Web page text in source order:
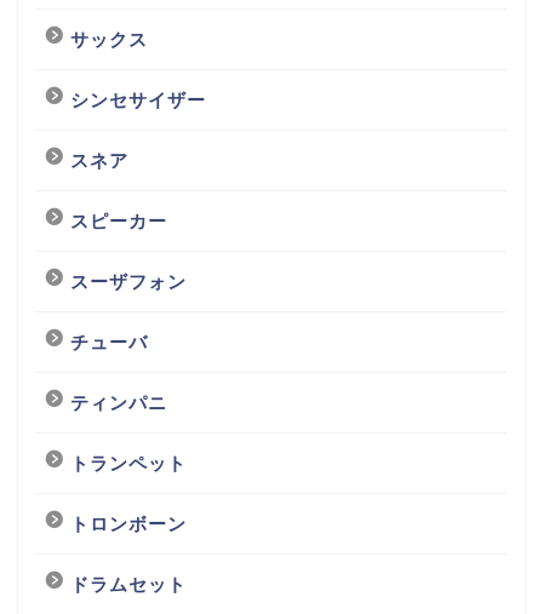
サックス
シンセサイザー
スネア
スピーカー
スーザフォン
チューバ
ティンパニ
トランペット
トロンボーン
ドラムセット